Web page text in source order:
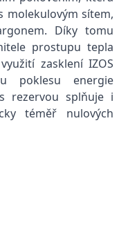
molekulovým sítem,
Díky tomu
prostupu tepla
zasklení IZOS
poklesu energie
rezervou splňuje i
téměř nulových